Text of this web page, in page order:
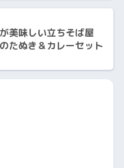
美味しい立ちそば屋
たぬき＆カレーセット